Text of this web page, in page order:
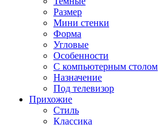
Размер
Мини стенки
Форма
Угловые
Особенности
С компьютерным столом
Назначение
Под телевизор
Прихожие
Стиль
Классика